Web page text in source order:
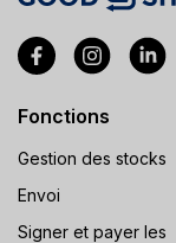
Fonctions
Gestion des stocks
Envoi
Signer et payer les